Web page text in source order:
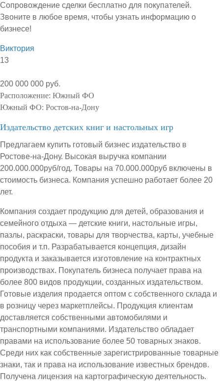
Сопровождение сделки бесплатно для покупателей.
Звоните в любое время, чтобы узнать информацию о
бизнесе!
Виктория
13
200 000 000 руб.
Расположение: Южный ФО
Южный ФО: Ростов-на-Дону
Издательство детских книг и настольных игр
Предлагаем купить готовый бизнес издательство в
Ростове-на-Дону. Высокая выручка компании
200.000.000руб/год. Товары на 70.000.000руб включены в
стоимость бизнеса. Компания успешно работает более 20
лет.
Компания создает продукцию для детей, образования и
семейного отдыха — детские книги, настольные игры,
пазлы, раскраски, товары для творчества, карты, учебные
пособия и т.п. Разрабатывается концепция, дизайн
продукта и заказывается изготовление на контрактных
производствах. Покупатель бизнеса получает права на
более 800 видов продукции, созданных издательством.
Готовые изделия продается оптом с собственного склада и
в розницу через маркетплейсы. Продукция клиентам
доставляется собственными автомобилями и
транспортными компаниями. Издательство обладает
правами на использование более 50 товарных знаков.
Среди них как собственные зарегистрированные товарные
знаки, так и права на использование известных брендов.
Получена лицензия на картографическую деятельность.